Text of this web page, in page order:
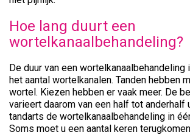
Hoe lang duurt een
wortelkanaalbehandeling?
De duur van een wortelkanaalbehandeling
het aantal wortelkanalen. Tanden hebben
wortel. Kiezen hebben er vaak meer. De
varieert daarom van een half tot anderhalf
tandarts de wortelkanaalbehandeling in
Soms moet u een aantal keren